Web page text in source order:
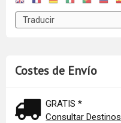
Costes de Envío
GRATIS *
Consultar Destinos